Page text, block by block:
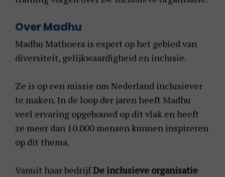
Over Madhu
Madhu Mathoera is expert op het gebied van
diversiteit, gelijkwaardigheid en inclusie.
Ze is op een missie om Nederland inclusiever
te maken. In de loop der jaren heeft Madhu
veel ervaring opgebouwd op dit vlak en heeft
ze meer dan 10.000 mensen kunnen inspireren
op dit thema.
Vanuit haar bedrijfDe inclusieve organisatie